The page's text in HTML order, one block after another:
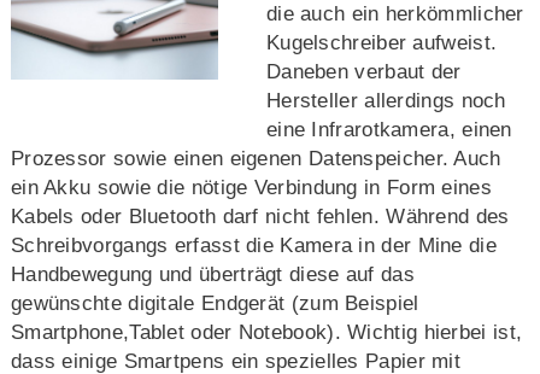
die auch ein herkömmlicher
Kugelschreiber aufweist.
Daneben verbaut der
Hersteller allerdings noch
eine Infrarotkamera, einen
Prozessor sowie einen eigenen Datenspeicher. Auch
ein Akku sowie die nötige Verbindung in Form eines
Kabels oder Bluetooth darf nicht fehlen. Während des
Schreibvorgangs erfasst die Kamera in der Mine die
Handbewegung und überträgt diese auf das
gewünschte digitale Endgerät (zum Beispiel
Smartphone,Tablet oder Notebook). Wichtig hierbei ist,
dass einige Smartpens ein spezielles Papier mit